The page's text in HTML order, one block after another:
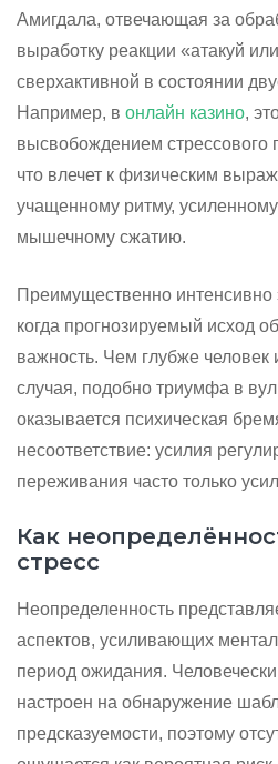
Амигдала, отвечающая за
выработку реакции «атакуй
сверхактивной в состоянии
Например, в онлайн казино,
высвобождением стрессового
что влечет к физическим
учащенному ритму,
мышечному сжатию.
Преимущественно
когда прогнозируемый исход
важность. Чем глубже человек
случая, подобно триумфа в
оказывается психическая
несоответствие: усилия
переживания часто только
Как
стресс
Неопределенность
аспектов, усиливающих
период ожидания.
настроен на обнаружение
предсказуемости, поэтому